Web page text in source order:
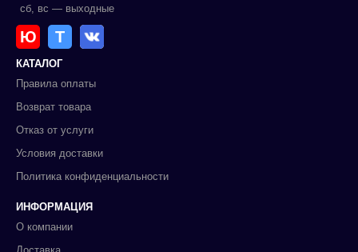
сб, вс — выходные
Ю Т
КАТАЛОГ
Правила оплаты
Возврат товара
Отказ от услуги
Условия доставки
Политика конфиденциальности
ИНФОРМАЦИЯ
О компании